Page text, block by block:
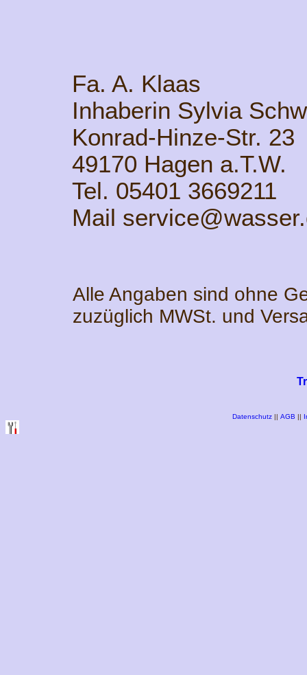
Fa. A. Klaas
Inhaberin Sylvia
Konrad-Hinze-Str. 23
49170 Hagen a.T.W.
Tel. 05401 3669211
Mail
Alle Angaben sind ohne
zuzüglich MWSt. und
Datenschutz|| AGB ||